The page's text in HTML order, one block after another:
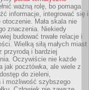
ważną rolę, bo pomaga
informacje, integrować się i
Mała skala nie
znaczenia. Niekiedy
budować trwałe relacje i
Wielką siłą małych miast
przyrodą i bardziej
Oczywiście nie każde
jak pocztówka, ale wiele z
do zieleni,
i możliwość szybszego